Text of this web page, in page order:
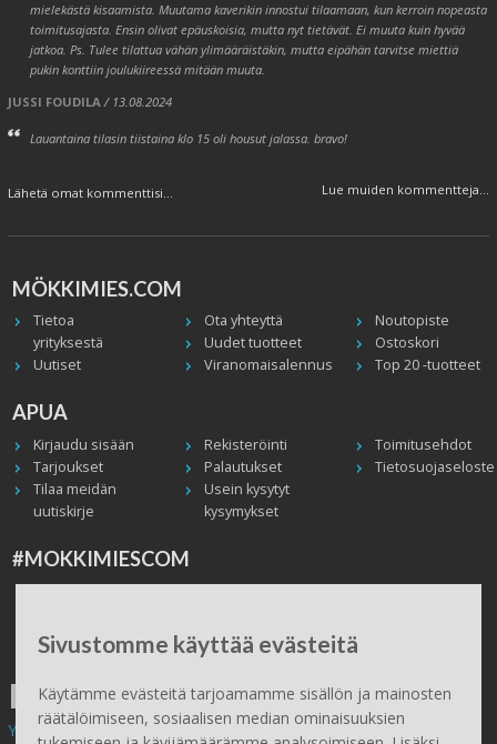
Sivustomme käyttää evästeitä
Käytämme evästeitä tarjoamamme sisällön ja mainosten
räätälöimiseen, sosiaalisen median ominaisuuksien
mielekästä kisaamista. Muutama kaverikin innostui tilaamaan, kun kerroin nopeasta
toimitusajasta. Ensin olivat epäuskoisia, mutta nyt tietävät. Ei muuta kuin hyvää
jatkoa. Ps. Tulee tilattua vähän ylimääräistäkin, mutta eipähän tarvitse miettiä
pukin konttiin joulukiireessä mitään muuta.
JUSSI FOUDILA/ 13.08.2024
Lauantaina tilasin tiistaina klo 15 oli housut jalassa. bravo!
Lähetä omat kommenttisi... Lue muiden kommentteja...
MÖKKIMIES.COM
Tietoa
yrityksestä
Ota yhteyttä
Noutopiste
Uudet tuotteet
Ostoskori
Uutiset
Viranomaisalennus Top 20 -tuotteet
APUA
Kirjaudu sisään Rekisteröinti
Toimitusehdot
Tarjoukset
Palautukset
Tietosuojaseloste
Tilaa meidän
uutiskirje
Usein kysytyt
kysymykset
#MOKKIMIESCOM
Peruuta tilaus
ILMAINEN TOIMITUS
Yli 100 € tilauksiin.